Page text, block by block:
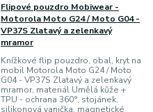
Flipové pouzdro Mobiwear -
Motorola Moto G24 / Moto G04 -
VP37S Zlatavý a zelenkavý
mramor
Knížkové flip pouzdro, obal, kryt na
mobil Motorola Moto G24 / Moto
G04 - VP37S Zlatavý a zelenkavý
mramor, materiál Umělá kůže +
TPU - ochrana 360°, stojánek,
silikonová vanička, magnetické